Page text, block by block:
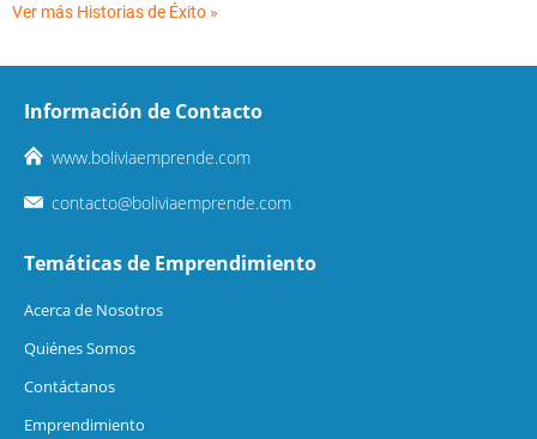
Ver más Historias de Éxito »
Información de Contacto
www.boliviaemprende.com
contacto@boliviaemprende.com
Temáticas de Emprendimiento
Acerca de Nosotros
Quiénes Somos
Contáctanos
Emprendimiento